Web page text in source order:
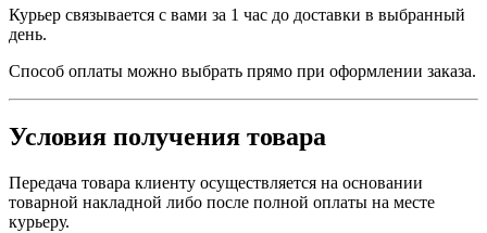
Курьер связывается с вами за 1 час до доставки в выбранный
день.
Способ оплаты можно выбрать прямо при оформлении заказа.
Условия получения товара
Передача товара клиенту осуществляется на основании
товарной накладной либо после полной оплаты на месте
курьеру.